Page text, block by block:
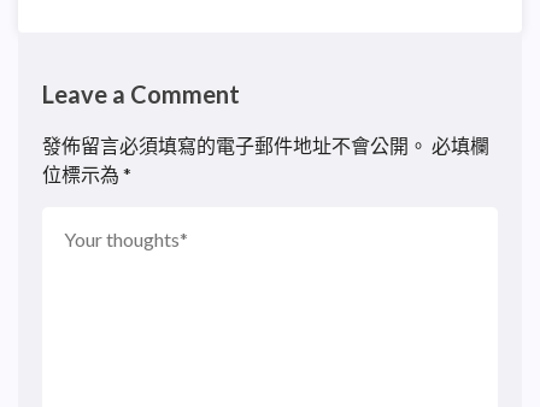
Leave a Comment
發佈留言必須填寫的電子郵件地址不會公開。 必填欄
位標示為 *